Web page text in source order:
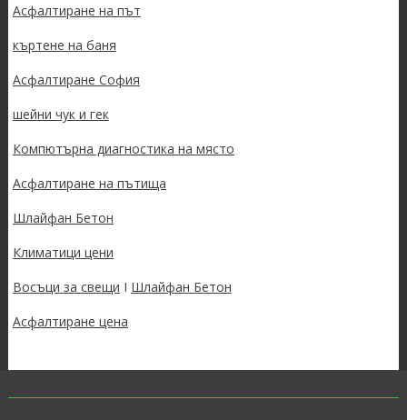
Асфалтиране на път
къртене на баня
Асфалтиране София
шейни чук и гек
Компютърна диагностика на място
Асфалтиране на пътища
Шлайфан Бетон
Климатици цени
Восъци за свещи I Шлайфан Бетон
Асфалтиране цена